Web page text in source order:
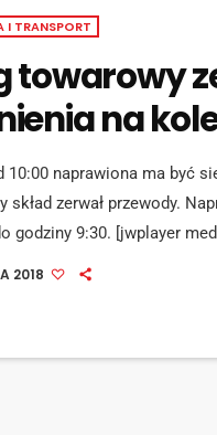
I TRANSPORT
towarowy
na
10:00 naprawiona ma być
skład zerwał przewody.
godziny 9:30. [jwplayer
Na czas naprawy usterki
2018